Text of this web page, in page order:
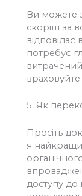
Ви можете
скоріш за
відповідає
потребує
враховуйте
5. Як
Просіть
я
доступу до